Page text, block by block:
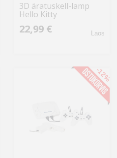
3D äratuskell-lamp
Hello Kitty
22,99 € Laos
-12%